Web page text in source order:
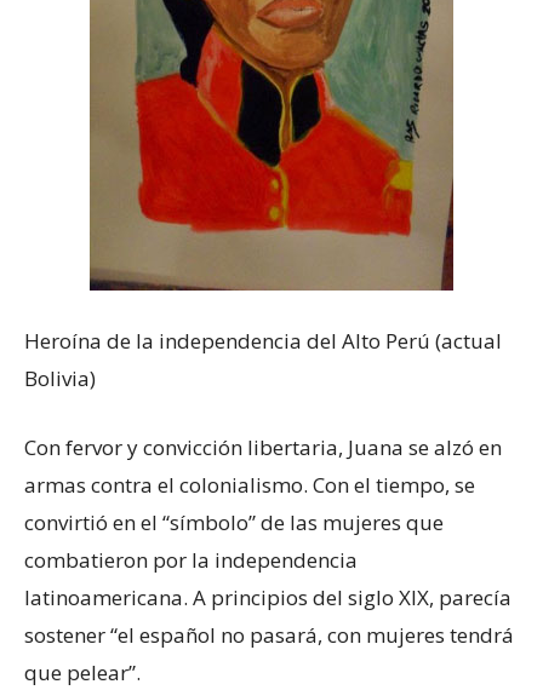
Heroína de la independencia del Alto Perú (actual
Bolivia)
Con fervor y convicción libertaria, Juana se alzó en
armas contra el colonialismo. Con el tiempo, se
convirtió en el “símbolo” de las mujeres que
combatieron por la independencia
latinoamericana. A principios del siglo XIX, parecía
sostener “el español no pasará, con mujeres tendrá
que pelear”.